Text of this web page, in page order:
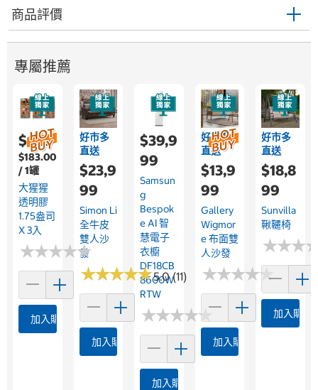
商品評價
專屬推薦
$689
$183.00
/ 1罐
大猩猩
透明膠
1.75盎司
X 3入
★★★★★
★★★★★
加入購物車
好市多
直送
$23,9
99
Simon Li
全牛皮
雙人沙
發
★★★★★
★★★★★5.0 (11)
加入購物車
$39,9
99
Samsun
G
Bespok
E AI 智
慧電子
衣櫥
DF18CB
8600W
RTW
★★★★★
★★★★★
加入購物車
好市多
直送
$13,9
99
Gallery
Wigmor
E 布面雙
人沙發
★★★★★
★★★★★
加入購物車
好市多
直送
$18,8
99
Sunvilla
鞦韆椅
★★★
★★★
加入購物